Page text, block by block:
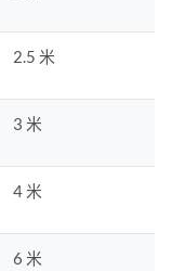
2.5 米
3 米
4 米
6 米